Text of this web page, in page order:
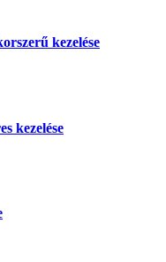
kezelése
kezelése